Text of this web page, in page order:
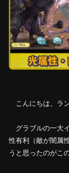
こんにちは、ラン
グラブルの一大
性有利（敵が闇属
うと思ったのがこ